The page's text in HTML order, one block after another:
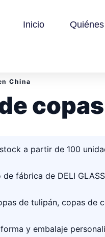
Inicio
China
a partir de 100
fábrica de DELI GLASS
de tulipán, copas de
y embalaje